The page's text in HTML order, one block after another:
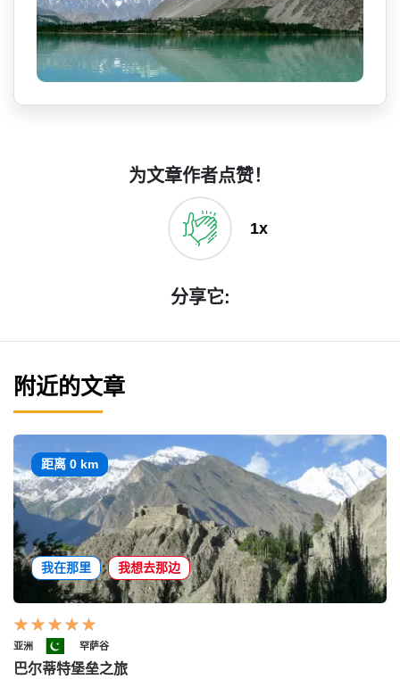
为文章作者点赞！
1x
分享它:
附近的文章
距离 0 km
我在那里 我想去那边
亚洲 罕萨谷
巴尔蒂特堡垒之旅